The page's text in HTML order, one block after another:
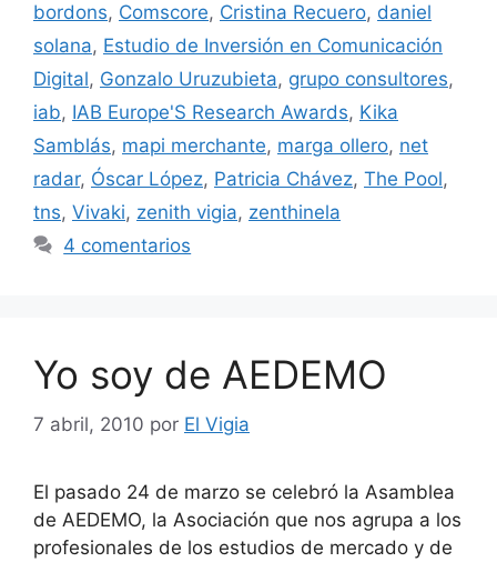
bordons, Comscore, Cristina Recuero, daniel
solana, Estudio de Inversión en Comunicación
Digital, Gonzalo Uruzubieta, grupo consultores,
iab, IAB Europe'S Research Awards, Kika
Samblás, mapi merchante, marga ollero, net
radar, Óscar López, Patricia Chávez, The Pool,
tns, Vivaki, zenith vigia, zenthinela
4 comentarios
Yo soy de AEDEMO
7 abril, 2010 por El Vigia
El pasado 24 de marzo se celebró la Asamblea
de AEDEMO, la Asociación que nos agrupa a los
profesionales de los estudios de mercado y de